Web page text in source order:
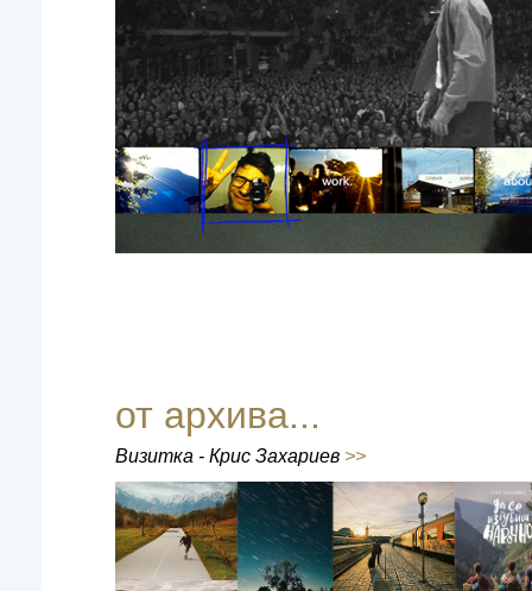
от архива...
Визитка - Крис Захариев >>